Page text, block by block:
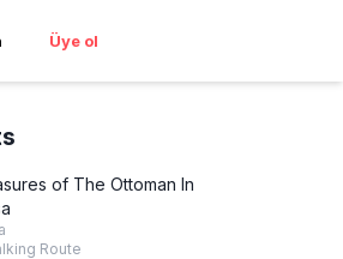
Üye ol
of The Ottoman In
Route